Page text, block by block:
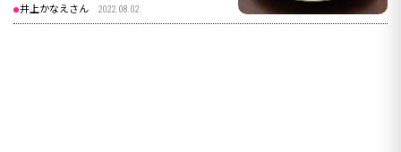
井上かなえさん 2022.08.02